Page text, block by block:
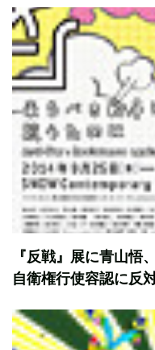
『反戦』展に青山
自衛権行使容認に反